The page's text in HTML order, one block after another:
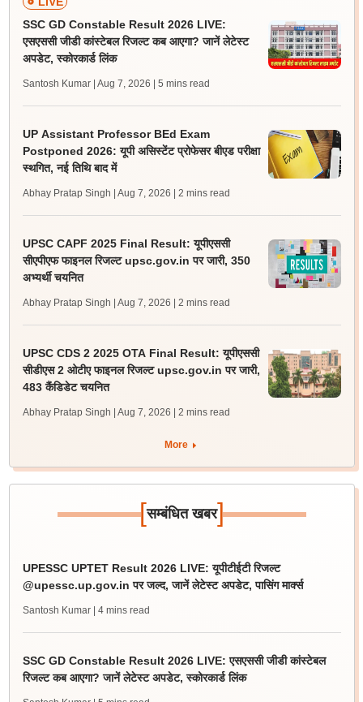
SSC GD Constable Result 2026 LIVE:
एसएससी जीडी कांस्टेबल रिजल्ट कब आएगा? जानें लेटेस्ट
अपडेट, स्कोरकार्ड लिंक
Santosh Kumar | Aug 7, 2026 | 5 mins read
UP Assistant Professor BEd Exam
Postponed 2026: यूपी असिस्टेंट प्रोफेसर बीएड परीक्षा
स्थगित, नई तिथि बाद में
Abhay Pratap Singh | Aug 7, 2026 | 2 mins read
UPSC CAPF 2025 Final Result: यूपीएससी
सीएपीएफ फाइनल रिजल्ट upsc.gov.in पर जारी, 350
अभ्यर्थी चयनित
Abhay Pratap Singh | Aug 7, 2026 | 2 mins read
UPSC CDS 2 2025 OTA Final Result: यूपीएससी
सीडीएस 2 ओटीए फाइनल रिजल्ट upsc.gov.in पर जारी,
483 कैंडिडेट चयनित
Abhay Pratap Singh | Aug 7, 2026 | 2 mins read
More
[सम्बंधित खबर]
UPESSC UPTET Result 2026 LIVE: यूपीटीईटी रिजल्ट
@upessc.up.gov.in पर जल्द, जानें लेटेस्ट अपडेट, पासिंग मार्क्स
Santosh Kumar | 4 mins read
SSC GD Constable Result 2026 LIVE: एसएससी जीडी कांस्टेबल
रिजल्ट कब आएगा? जानें लेटेस्ट अपडेट, स्कोरकार्ड लिंक